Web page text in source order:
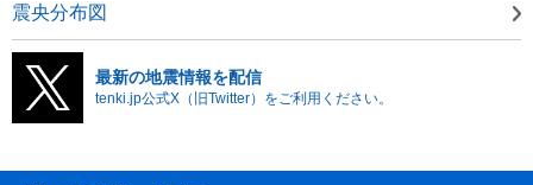
震央分布図
最新の地震情報を配信
tenki.jp公式X（旧Twitter）をご利用ください。